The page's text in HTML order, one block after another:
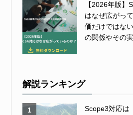
【2026年版】
はなぜ広がっ
価だけではな
の関係やその
解説ランキング
1
Scope3対応は